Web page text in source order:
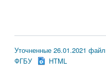
Уточненные 26.01.2021
ФГБУ
HTML